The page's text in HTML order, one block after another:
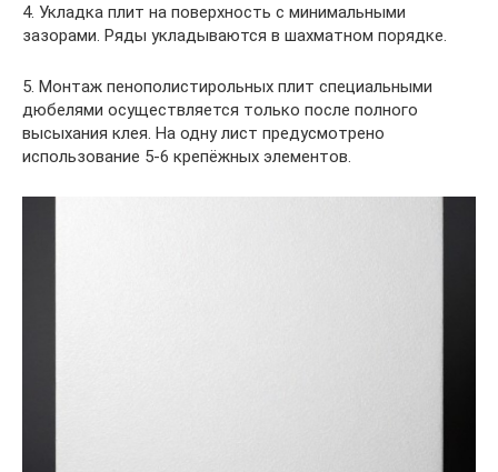
4. Укладка плит на поверхность с минимальными
зазорами. Ряды укладываются в шахматном порядке.
5. Монтаж пенополистирольных плит специальными
дюбелями осуществляется только после полного
высыхания клея. На одну лист предусмотрено
использование 5-6 крепёжных элементов.